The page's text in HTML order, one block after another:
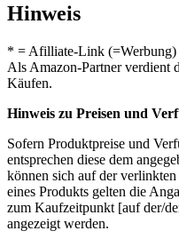
Hinweis
* = Afilliate-Link (=Werbung)
Als Amazon-Partner verdient
Käufen.
Hinweis zu Preisen und
Sofern Produktpreise und
entsprechen diese dem
können sich auf der
eines Produkts gelten die
zum Kaufzeitpunkt [auf der/
angezeigt werden.